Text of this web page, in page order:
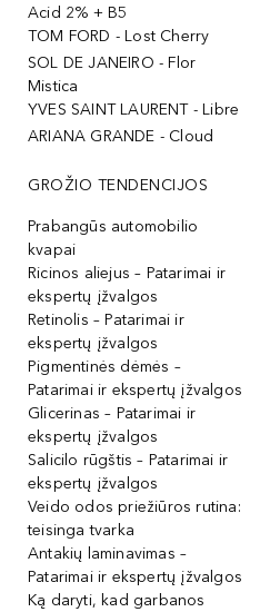
Acid 2% + B5
TOM FORD - Lost Cherry
SOL DE JANEIRO - Flor
Mistica
YVES SAINT LAURENT - Libre
ARIANA GRANDE - Cloud
GROŽIO TENDENCIJOS
Prabangūs automobilio
kvapai
Ricinos aliejus – Patarimai ir
ekspertų įžvalgos
Retinolis – Patarimai ir
ekspertų įžvalgos
Pigmentinės dėmės –
Patarimai ir ekspertų įžvalgos
Glicerinas – Patarimai ir
ekspertų įžvalgos
Salicilo rūgštis – Patarimai ir
ekspertų įžvalgos
Veido odos priežiūros rutina:
teisinga tvarka
Antakių laminavimas –
Patarimai ir ekspertų įžvalgos
Ką daryti, kad garbanos